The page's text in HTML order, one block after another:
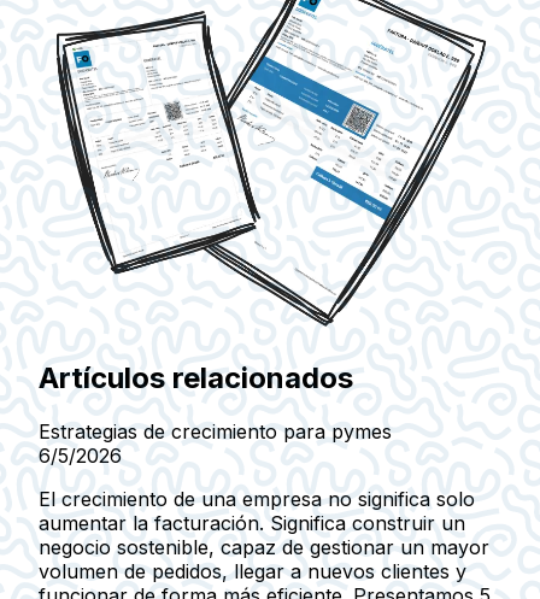
Artículos relacionados
Estrategias de crecimiento para pymes
6/5/2026
El crecimiento de una empresa no significa solo
aumentar la facturación. Significa construir un
negocio sostenible, capaz de gestionar un mayor
volumen de pedidos, llegar a nuevos clientes y